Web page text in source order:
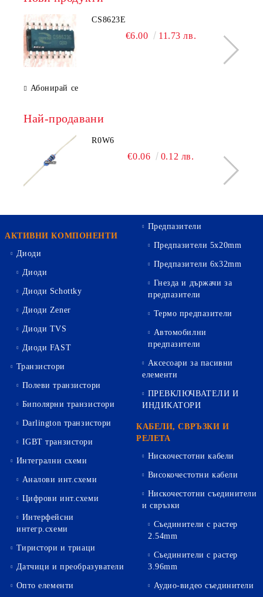
CS8623E
€6.00 11.73 лв.
Абонирай се
Най-продавани
R0W6
€0.06 0.12 лв.
АКТИВНИ КОМПОНЕНТИ
Диоди
Диоди
Диоди Schottky
Диоди Zener
Диоди TVS
Диоди FAST
Транзистори
Полеви транзистори
Биполярни транзистори
Darlington транзистори
IGBT транзистори
Интегрални схеми
Аналови инт.схеми
Цифрови инт.схеми
Интерфейсни
интегр.схеми
Тиристори и триаци
Датчици и преобразуватели
Опто елементи
Предпазители
Предпазители 5х20mm
Предпазители 6х32mm
Гнезда и държачи за
предпазители
Термо предпазители
Автомобилни
предпазители
Аксесоари за пасивни
елементи
ПРЕВКЛЮЧВАТЕЛИ И
ИНДИКАТОРИ
КАБЕЛИ, СВРЪЗКИ И
РЕЛЕТА
Нискочестотни кабели
Високочестотни кабели
Нискочестотни съединители
и свръзки
Съединители с растер
2.54mm
Съединители с растер
3.96mm
Аудио-видео съединители